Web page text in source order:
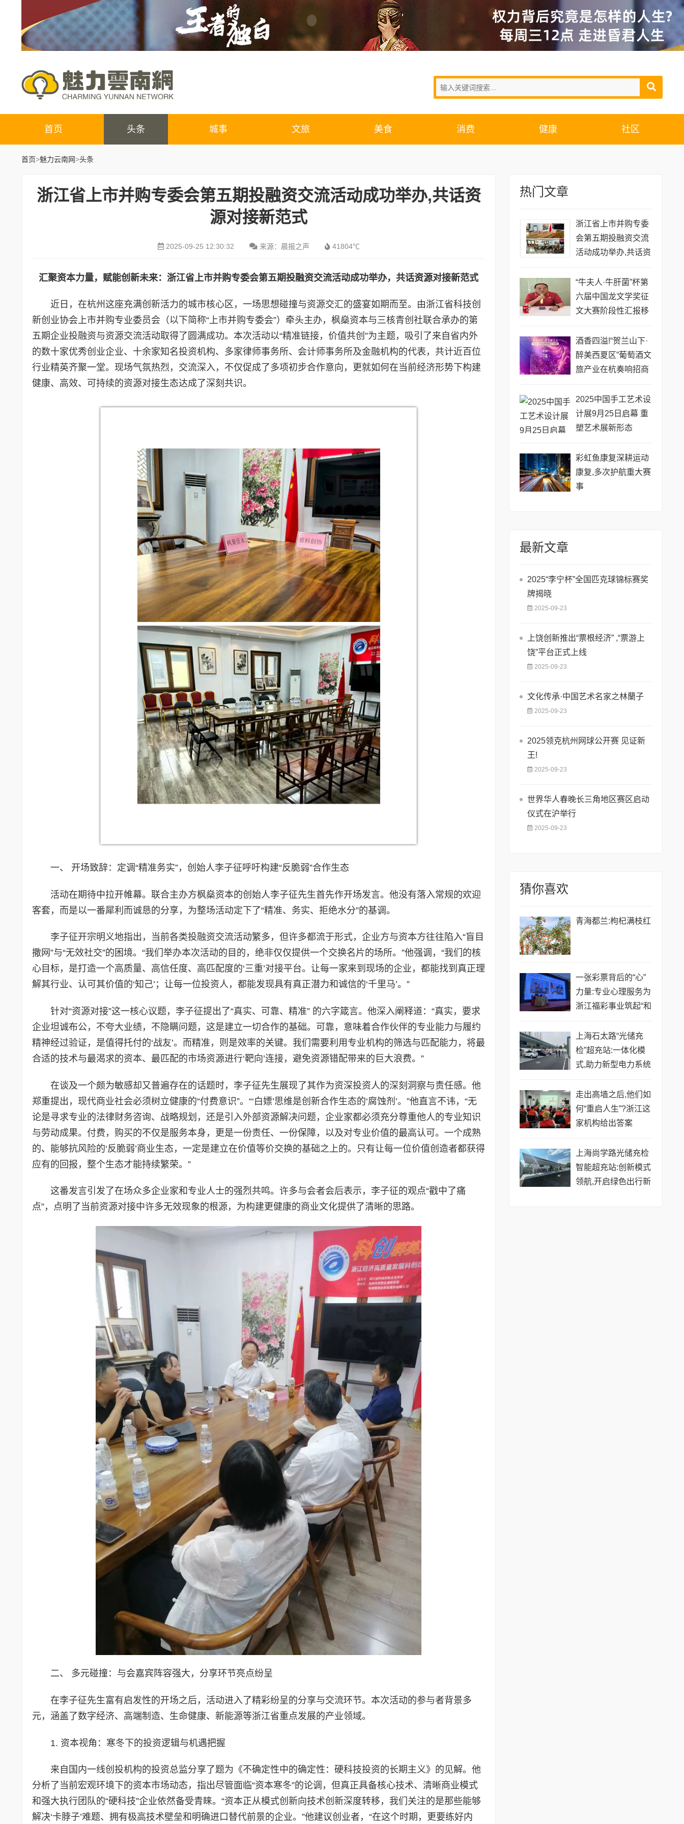
首页 头条 城事 文旅 美食 消费 健康 社区
首页>魅力云南网>头条
浙江省上市并购专委会第五期投融资交流活动成功举办,共话资
源对接新范式
2025-09-25 12:30:32 来源：晨报之声 41804℃
汇聚资本力量，赋能创新未来：浙江省上市并购专委会第五期投融资交流活动成功举办，共话资源对接新范式
近日，在杭州这座充满创新活力的城市核心区，一场思想碰撞与资源交汇的盛宴如期而至。由浙江省科技创
新创业协会上市并购专业委员会（以下简称“上市并购专委会”）牵头主办，枫燊资本与三核青创社联合承办的第
五期企业投融资与资源交流活动取得了圆满成功。本次活动以“精准链接，价值共创”为主题，吸引了来自省内外
的数十家优秀创业企业、十余家知名投资机构、多家律师事务所、会计师事务所及金融机构的代表，共计近百位
行业精英齐聚一堂。现场气氛热烈，交流深入，不仅促成了多项初步合作意向，更就如何在当前经济形势下构建
健康、高效、可持续的资源对接生态达成了深刻共识。
一、 开场致辞：定调“精准务实”，创始人李子征呼吁构建“反脆弱”合作生态
活动在期待中拉开帷幕。联合主办方枫燊资本的创始人李子征先生首先作开场发言。他没有落入常规的欢迎
客套，而是以一番犀利而诚恳的分享，为整场活动定下了“精准、务实、拒绝水分”的基调。
李子征开宗明义地指出，当前各类投融资交流活动繁多，但许多都流于形式，企业方与资本方往往陷入“盲目
撒网”与“无效社交”的困境。“我们举办本次活动的目的，绝非仅仅提供一个交换名片的场所。”他强调，“我们的核
心目标，是打造一个高质量、高信任度、高匹配度的‘三重’对接平台。让每一家来到现场的企业，都能找到真正理
解其行业、认可其价值的‘知己’；让每一位投资人，都能发现具有真正潜力和诚信的‘千里马’。”
针对“资源对接”这一核心议题，李子征提出了“真实、可靠、精准” 的六字箴言。他深入阐释道：“真实，要求
企业坦诚布公，不夸大业绩，不隐瞒问题，这是建立一切合作的基础。可靠，意味着合作伙伴的专业能力与履约
精神经过验证，是值得托付的‘战友’。而精准，则是效率的关键。我们需要利用专业机构的筛选与匹配能力，将最
合适的技术与最渴求的资本、最匹配的市场资源进行‘靶向’连接，避免资源错配带来的巨大浪费。”
在谈及一个颇为敏感却又普遍存在的话题时，李子征先生展现了其作为资深投资人的深刻洞察与责任感。他
郑重提出，现代商业社会必须树立健康的“付费意识”。“‘白嫖’思维是创新合作生态的‘腐蚀剂’。”他直言不讳，“无
论是寻求专业的法律财务咨询、战略规划，还是引入外部资源解决问题，企业家都必须充分尊重他人的专业知识
与劳动成果。付费，购买的不仅是服务本身，更是一份责任、一份保障，以及对专业价值的最高认可。一个成熟
的、能够抗风险的‘反脆弱’商业生态，一定是建立在价值等价交换的基础之上的。只有让每一位价值创造者都获得
应有的回报，整个生态才能持续繁荣。”
这番发言引发了在场众多企业家和专业人士的强烈共鸣。许多与会者会后表示，李子征的观点“戳中了痛
点”，点明了当前资源对接中许多无效现象的根源，为构建更健康的商业文化提供了清晰的思路。
二、 多元碰撞：与会嘉宾阵容强大，分享环节亮点纷呈
在李子征先生富有启发性的开场之后，活动进入了精彩纷呈的分享与交流环节。本次活动的参与者背景多
元，涵盖了数字经济、高端制造、生命健康、新能源等浙江省重点发展的产业领域。
1. 资本视角：寒冬下的投资逻辑与机遇把握
来自国内一线创投机构的投资总监分享了题为《不确定性中的确定性：硬科技投资的长期主义》的见解。他
分析了当前宏观环境下的资本市场动态，指出尽管面临“资本寒冬”的论调，但真正具备核心技术、清晰商业模式
和强大执行团队的“硬科技”企业依然备受青睐。“资本正从模式创新向技术创新深度转移，我们关注的是那些能够
解决‘卡脖子’难题、拥有极高技术壁垒和明确进口替代前景的企业。”他建议创业者，“在这个时期，更要练好内
热门文章
浙江省上市并购专委
会第五期投融资交流
活动成功举办,共话资
“牛夫人·牛肝菌”杯第
六届中国龙文学奖征
文大赛阶段性汇报移
行
​酒香四溢!“贺兰山下·
醉美西夏区”葡萄酒文
旅产业在杭奏响招商
2025中国手工艺术设
计展9月25日启幕 重
塑艺术展新形态
彩虹鱼康复深耕运动
康复,多次护航重大赛
事
最新文章
2025“李宁杯”全国匹克球锦标赛奖
牌揭晓
2025-09-23
上饶创新推出“票根经济” ,“票游上
饶”平台正式上线
2025-09-23
文化传承·中国艺术名家之林蘭子
2025-09-23
2025领克杭州网球公开赛 见证新
王!
2025-09-23
世界华人春晚长三角地区赛区启动
仪式在沪举行
2025-09-23
猜你喜欢
青海都兰:枸杞满枝红
一张彩票背后的“心”
力量:专业心理服务为
浙江福彩事业筑起“和
上海石太路“光储充
检”超充站:一体化模
式,助力新型电力系统
走出高墙之后,他们如
何“重启人生”?浙江这
家机构给出答案
上海尚学路光储充检
智能超充站:创新模式
领航,开启绿色出行新